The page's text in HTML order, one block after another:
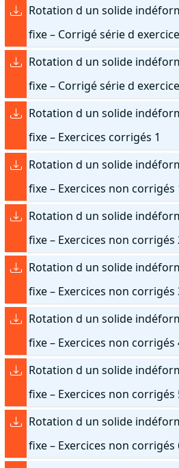
Rotation d un solide
fixe – Corrigé série d
Rotation d un solide
fixe – Corrigé série d
Rotation d un solide
fixe – Exercices corrigés 1
Rotation d un solide
fixe – Exercices non corrigés
Rotation d un solide
fixe – Exercices non corrigés
Rotation d un solide
fixe – Exercices non corrigés
Rotation d un solide
fixe – Exercices non corrigés
Rotation d un solide
fixe – Exercices non corrigés
Rotation d un solide
fixe – Exercices non corrigés